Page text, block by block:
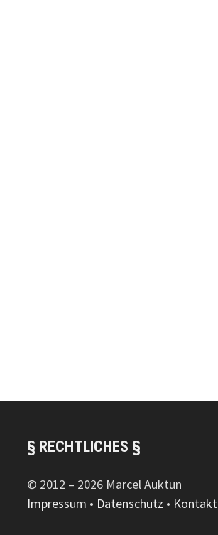
§ RECHTLICHES §
© 2012 – 2026 Marcel Auktun
Impressum • Datenschutz • Kontakt